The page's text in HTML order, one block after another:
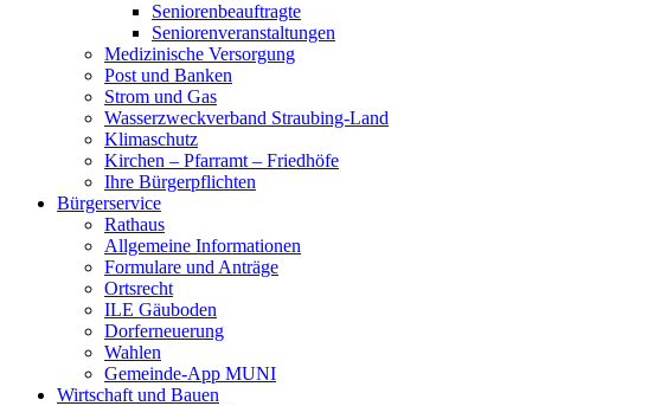
Seniorenbeauftragte
Seniorenveranstaltungen
Medizinische Versorgung
Post und Banken
Strom und Gas
Wasserzweckverband Straubing-Land
Klimaschutz
Kirchen – Pfarramt – Friedhöfe
Ihre Bürgerpflichten
Bürgerservice
Rathaus
Allgemeine Informationen
Formulare und Anträge
Ortsrecht
ILE Gäuboden
Dorferneuerung
Wahlen
Gemeinde-App MUNI
Wirtschaft und Bauen